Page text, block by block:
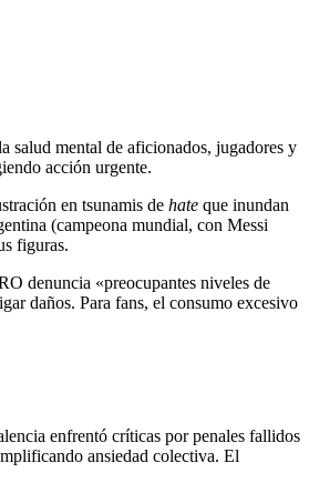
salud mental de aficionados, jugadores y
acción urgente.
en tsunamis de hate que inundan
(campeona mundial, con Messi
figuras.
denuncia «preocupantes niveles de
daños. Para fans, el consumo excesivo
enfrentó críticas por penales fallidos
ansiedad colectiva. El